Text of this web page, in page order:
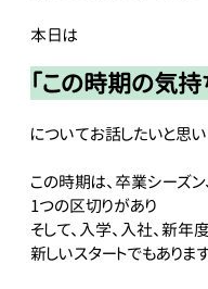
本日は
「この時期の気持
についてお話したいと思い
この時期は、卒業シーズ
1つの区切りがあり
そして、入学、入社、新年
新しいスタートでもあります